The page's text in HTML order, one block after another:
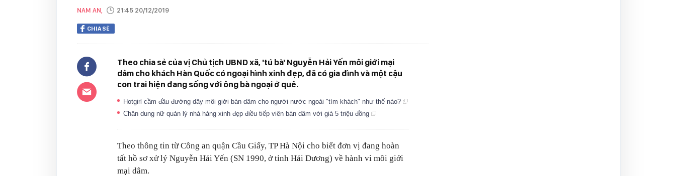
NAM AN, 21:45 20/12/2019
CHIA SẺ
Theo chia sẻ của vị Chủ tịch UBND xã, 'tú bà' Nguyễn Hải Yến môi giới mại
dâm cho khách Hàn Quốc có ngoại hình xinh đẹp, đã có gia đình và một cậu
con trai hiện đang sống với ông bà ngoại ở quê.
Hotgirl cầm đầu đường dây môi giới bán dâm cho người nước ngoài "tìm khách" như thế nào?
Chân dung nữ quản lý nhà hàng xinh đẹp điều tiếp viên bán dâm với giá 5 triệu đồng
Theo thông tin từ Công an quận Cầu Giấy, TP Hà Nội cho biết đơn vị đang hoàn
tất hồ sơ xử lý Nguyễn Hải Yến (SN 1990, ở tỉnh Hải Dương) về hành vi môi giới
mại dâm.